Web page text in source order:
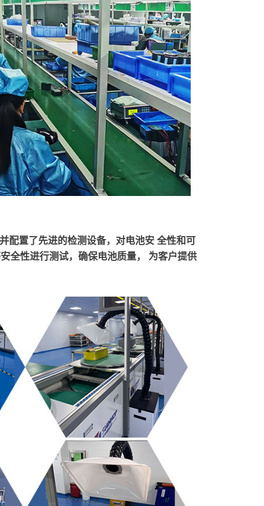
配置了先进的检测设备，对电池安 全性和可
全性进行测试，确保电池质量， 为客户提供